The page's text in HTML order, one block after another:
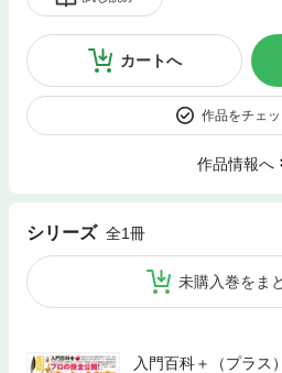
カートへ
作品をチェ
作品情報へ
シリーズ 全1冊
未購入巻をま
入門百科＋（プラ